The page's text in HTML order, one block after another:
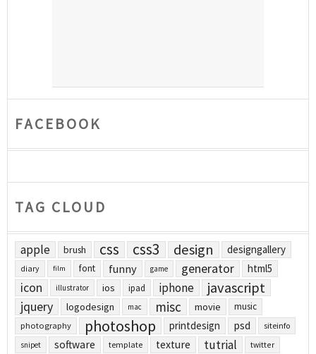
FACEBOOK
TAG CLOUD
apple brush css css3 design designgallery
diary film font funny game generator html5
icon illustrator ios ipad iphone javascript
jquery logodesign mac misc movie music
photography photoshop printdesign psd siteinfo
snipet software template texture tutrial twitter